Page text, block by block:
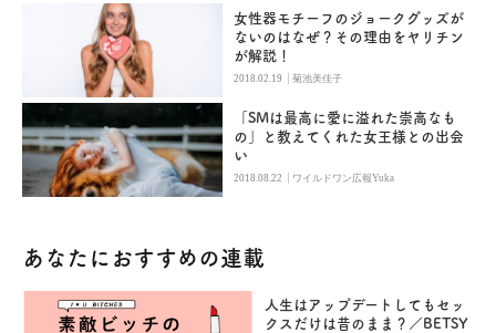
女性器モチーフのジョークグッズが
ないのはなぜ？その理由をヤリチン
が解説！
2018.02.19 |菊池美佳子
「SMは最高に愛に溢れた崇高なも
の」と教えてくれた女王様との出会
い
2018.08.22 | ワイルドワン広報Yuka
あなたにおすすめの連載
人生はアップデートしてもセッ
クスだけは昔のまま？／BETSY